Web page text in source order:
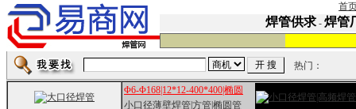
首
焊管供求- 焊管
热门：
Φ6-Φ168|12*12-400*400|椭圆
小口径薄壁焊管|方管|椭圆管